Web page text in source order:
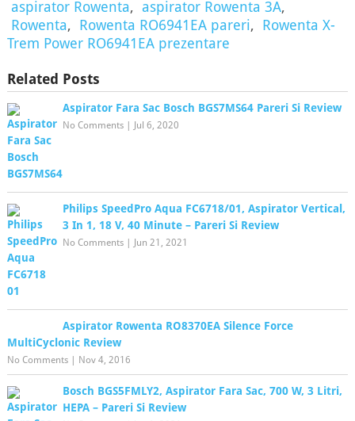
aspirator Rowenta, aspirator Rowenta 3A,
Rowenta, Rowenta RO6941EA pareri, Rowenta X-
Trem Power RO6941EA prezentare
Related Posts
Aspirator Fara Sac Bosch BGS7MS64 Pareri Si Review
No Comments| Jul 6, 2020
Philips SpeedPro Aqua FC6718/01, Aspirator Vertical,
3 In 1, 18 V, 40 Minute – Pareri Si Review
No Comments| Jun 21, 2021
Aspirator Rowenta RO8370EA Silence Force
MultiCyclonic Review
No Comments| Nov 4, 2016
Bosch BGS5FMLY2, Aspirator Fara Sac, 700 W, 3 Litri,
HEPA – Pareri Si Review